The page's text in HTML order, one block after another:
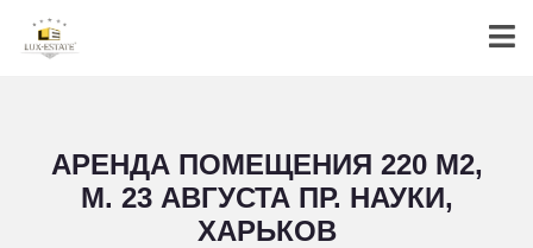
АРЕНДА ПОМЕЩЕНИЯ 220 М2,
М. 23 АВГУСТА ПР. НАУКИ,
ХАРЬКОВ